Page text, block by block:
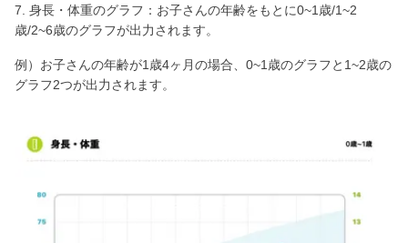
7. 身長・体重のグラフ：お子さんの年齢をもとに0~1歳/1~2
歳/2~6歳のグラフが出力されます。
例）お子さんの年齢が1歳4ヶ月の場合、0~1歳のグラフと1~2歳の
グラフ2つが出力されます。